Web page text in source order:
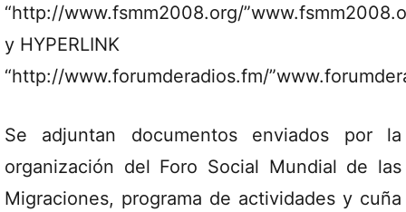
“http://www.fsmm2008.org/
y HYPERLINK
“http://www.forumderadios.fm/
Se adjuntan documentos enviados por la
organización del Foro Social Mundial de las
Migraciones, programa de actividades y cuña